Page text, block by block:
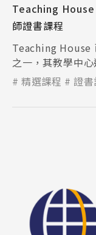
Teaching House
師證書課程
Teaching House
之一，其教學中心
精選課程
證